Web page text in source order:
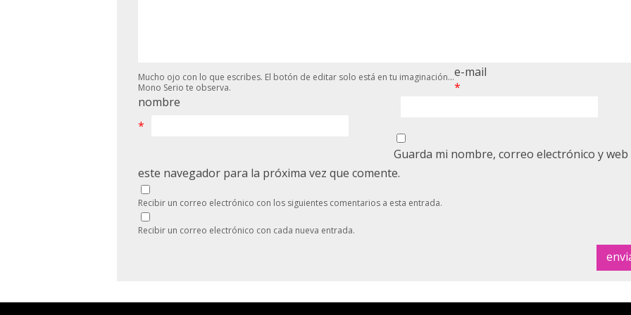
Mucho ojo con lo que escribes. El botón de editar solo está en tu imaginación...
Mono Serio te observa.
nombre
*
e-mail
*
Guarda mi nombre, correo electrónico y web
este navegador para la próxima vez que comente.
Recibir un correo electrónico con los siguientes comentarios a esta entrada.
Recibir un correo electrónico con cada nueva entrada.